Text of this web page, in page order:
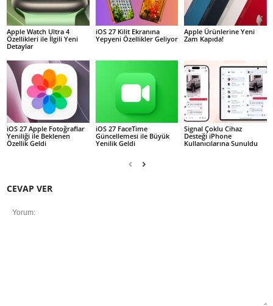
Apple Watch Ultra 4
Özellikleri ile İlgili Yeni
Detaylar
iOS 27 Kilit Ekranına
Yepyeni Özellikler Geliyor
Apple Ürünlerine Yeni
Zam Kapıda!
iOS 27 Apple Fotoğraflar
Yeniliği ile Beklenen
Özellik Geldi
iOS 27 FaceTime
Güncellemesi ile Büyük
Yenilik Geldi
Signal Çoklu Cihaz
Desteği iPhone
Kullanıcılarına Sunuldu
CEVAP VER